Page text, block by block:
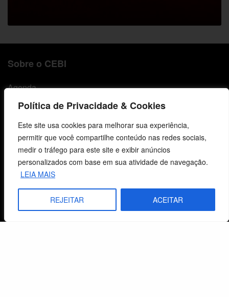
Política de Privacidade & Cookies
Este site usa cookies para melhorar sua experiência,
permitir que você compartilhe conteúdo nas redes sociais,
medir o tráfego para este site e exibir anúncios
personalizados com base em sua atividade de navegação.
LEIA MAIS
REJEITAR ACEITAR
Sobre o CEBI
Agenda
Estaduais
História
Objetivos
Método
Política de Privacidade